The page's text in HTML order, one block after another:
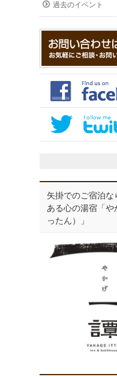
過去のイベント
矢掛でのご宿泊な
ある心の湯宿「や
ったん）」